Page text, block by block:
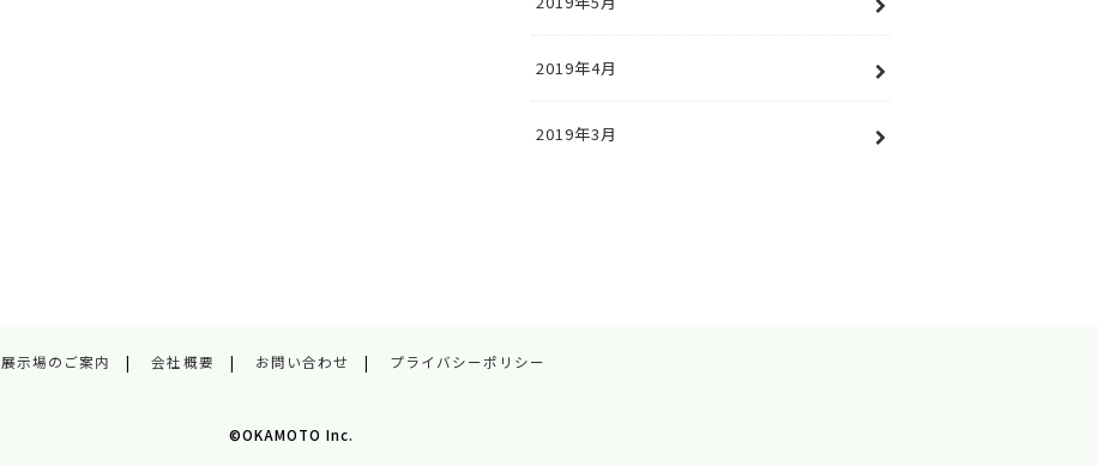
2019年4月
2019年3月
展示場のご案内 会社概要 お問い合わせ プライバシーポリシー
©OKAMOTO Inc.